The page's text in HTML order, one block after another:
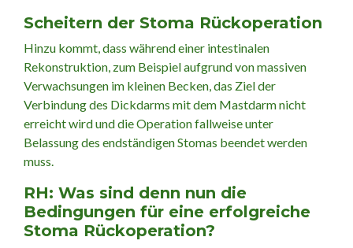
Scheitern der Stoma Rückoperation
Hinzu kommt, dass während einer intestinalen
Rekonstruktion, zum Beispiel aufgrund von massiven
Verwachsungen im kleinen Becken, das Ziel der
Verbindung des Dickdarms mit dem Mastdarm nicht
erreicht wird und die Operation fallweise unter
Belassung des endständigen Stomas beendet werden
muss.
RH: Was sind denn nun die
Bedingungen für eine erfolgreiche
Stoma Rückoperation?